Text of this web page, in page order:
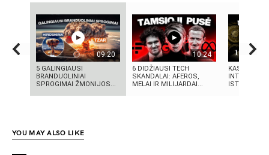
09:20
5 GALINGIAUSI
BRANDUOLINIAI
SPROGIMAI ŽMONIJOS...
10:24
6 DIDŽIAUSI TECH
SKANDALAI: AFEROS,
MELAI IR MILIJARDAI...
KAS
INTELEKTĄ?
ISTORIJA IR
YOU MAY ALSO LIKE